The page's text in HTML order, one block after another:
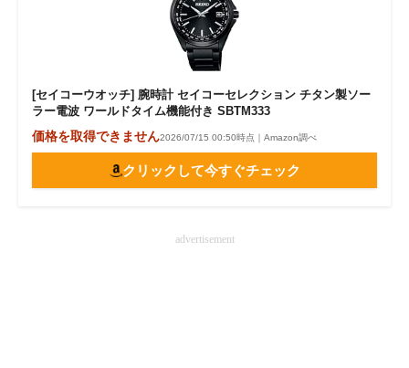
[セイコーウオッチ] 腕時計 セイコーセレクション チタン製ソー
ラー電波 ワールドタイム機能付き SBTM333
価格を取得できません2026/07/15 00:50時点｜Amazon調べ
クリックして今すぐチェック
advertisement